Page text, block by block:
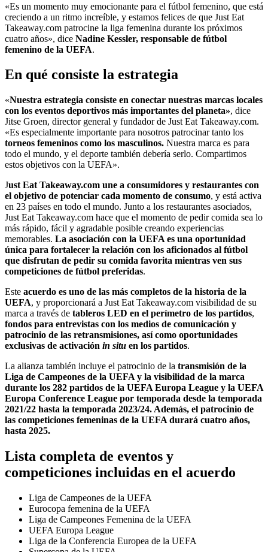
«Es un momento muy emocionante para el fútbol femenino, que está
creciendo a un ritmo increíble, y estamos felices de que Just Eat
Takeaway.com patrocine la liga femenina durante los próximos
cuatro años», dice Nadine Kessler, responsable de fútbol
femenino de la UEFA.
En qué consiste la estrategia
«Nuestra estrategia consiste en conectar nuestras marcas locales
con los eventos deportivos más importantes del planeta», dice
Jitse Groen, director general y fundador de Just Eat Takeaway.com.
«Es especialmente importante para nosotros patrocinar tanto los
torneos femeninos como los masculinos. Nuestra marca es para
todo el mundo, y el deporte también debería serlo. Compartimos
estos objetivos con la UEFA».
Just Eat Takeaway.com une a consumidores y restaurantes con
el objetivo de potenciar cada momento de consumo, y está activa
en 23 países en todo el mundo. Junto a los restaurantes asociados,
Just Eat Takeaway.com hace que el momento de pedir comida sea lo
más rápido, fácil y agradable posible creando experiencias
memorables. La asociación con la UEFA es una oportunidad
única para fortalecer la relación con los aficionados al fútbol
que disfrutan de pedir su comida favorita mientras ven sus
competiciones de fútbol preferidas.
Este acuerdo es uno de las más completos de la historia de la
UEFA, y proporcionará a Just Eat Takeaway.com visibilidad de su
marca a través de tableros LED en el perímetro de los partidos,
fondos para entrevistas con los medios de comunicación y
patrocinio de las retransmisiones, así como oportunidades
exclusivas de activación in situ en los partidos.
La alianza también incluye el patrocinio de la transmisión de la
Liga de Campeones de la UEFA y la visibilidad de la marca
durante los 282 partidos de la UEFA Europa League y la UEFA
Europa Conference League por temporada desde la temporada
2021/22 hasta la temporada 2023/24. Además, el patrocinio de
las competiciones femeninas de la UEFA durará cuatro años,
hasta 2025.
Lista completa de eventos y
competiciones incluidas en el acuerdo
Liga de Campeones de la UEFA
Eurocopa femenina de la UEFA
Liga de Campeones Femenina de la UEFA
UEFA Europa League
Liga de la Conferencia Europea de la UEFA